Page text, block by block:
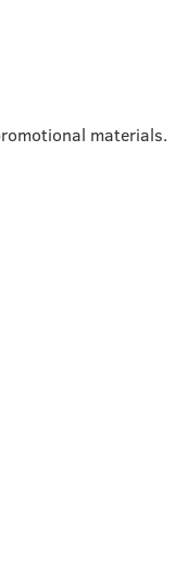
materials.